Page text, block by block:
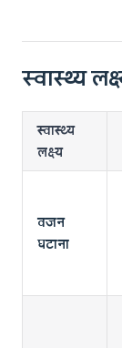
स्वास्थ्य
स्वास्थ्य
लक्ष्य
वजन
घटाना